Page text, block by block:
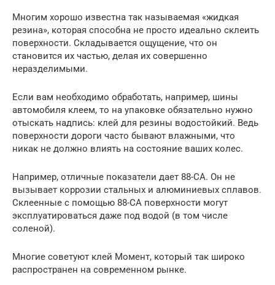
Многим хорошо известна так называемая «жидкая
резина», которая способна не просто идеально склеить
поверхности. Складывается ощущение, что он
становится их частью, делая их совершенно
неразделимыми.
Если вам необходимо обработать, например, шины
автомобиля клеем, то на упаковке обязательно нужно
отыскать надпись: клей для резины водостойкий. Ведь
поверхности дороги часто бывают влажными, что
никак не должно влиять на состояние ваших колес.
Например, отличные показатели дает 88-СА. Он не
вызывает коррозии стальных и алюминиевых сплавов.
Склеенные с помощью 88-СА поверхности могут
эксплуатироваться даже под водой (в том числе
соленой).
Многие советуют клей Момент, который так широко
распространен на современном рынке.